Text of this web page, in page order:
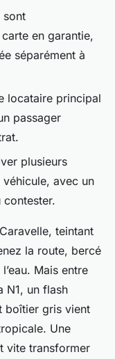
sont
en garantie,
séparément à
locataire principal
passager
plusieurs
avec un
teintant
la route, bercé
Mais entre
N1, un flash
boîtier gris vient
Une
vite transformer